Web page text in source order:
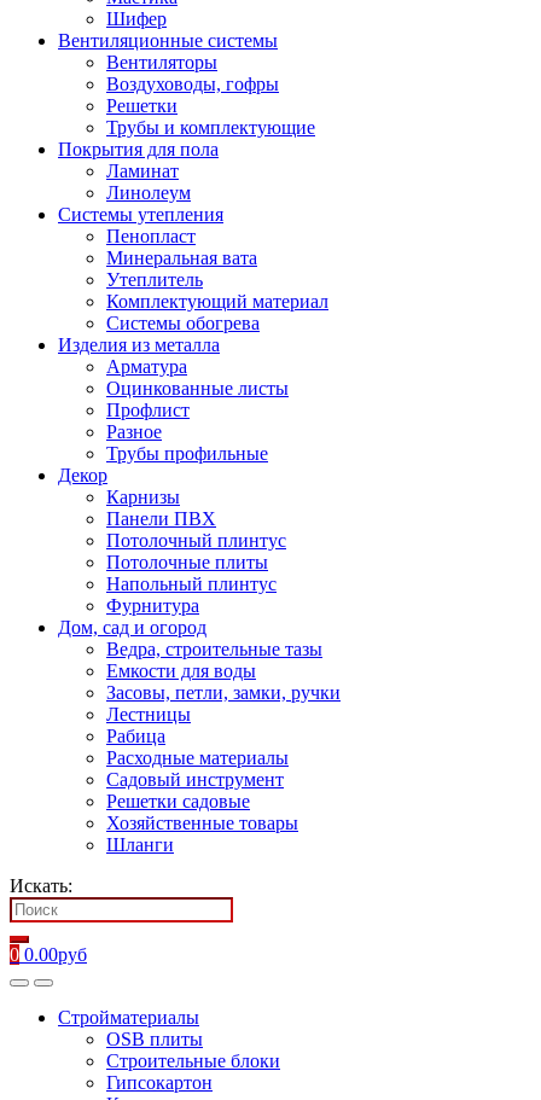
Шифер
Вентиляционные системы
Вентиляторы
Воздуховоды, гофры
Решетки
Трубы и комплектующие
Покрытия для пола
Ламинат
Линолеум
Системы утепления
Пенопласт
Минеральная вата
Утеплитель
Комплектующий материал
Системы обогрева
Изделия из металла
Арматура
Оцинкованные листы
Профлист
Разное
Трубы профильные
Декор
Карнизы
Панели ПВХ
Потолочный плинтус
Потолочные плиты
Напольный плинтус
Фурнитура
Дом, сад и огород
Ведра, строительные тазы
Емкости для воды
Засовы, петли, замки, ручки
Лестницы
Рабица
Расходные материалы
Садовый инструмент
Решетки садовые
Хозяйственные товары
Шланги
Искать:
0 0.00руб
Стройматериалы
OSB плиты
Строительные блоки
Гипсокартон